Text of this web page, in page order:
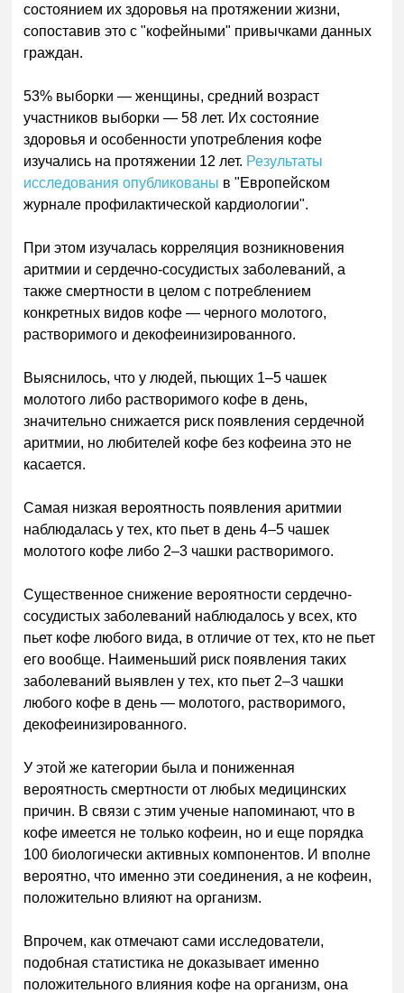
состоянием их здоровья на протяжении жизни,
сопоставив это с "кофейными" привычками данных
граждан.
53% выборки — женщины, средний возраст
участников выборки — 58 лет. Их состояние
здоровья и особенности употребления кофе
изучались на протяжении 12 лет. Результаты
исследования опубликованы в "Европейском
журнале профилактической кардиологии".
При этом изучалась корреляция возникновения
аритмии и сердечно-сосудистых заболеваний, а
также смертности в целом с потреблением
конкретных видов кофе — черного молотого,
растворимого и декофеинизированного.
Выяснилось, что у людей, пьющих 1–5 чашек
молотого либо растворимого кофе в день,
значительно снижается риск появления сердечной
аритмии, но любителей кофе без кофеина это не
касается.
Самая низкая вероятность появления аритмии
наблюдалась у тех, кто пьет в день 4–5 чашек
молотого кофе либо 2–3 чашки растворимого.
Существенное снижение вероятности сердечно-
сосудистых заболеваний наблюдалось у всех, кто
пьет кофе любого вида, в отличие от тех, кто не пьет
его вообще. Наименьший риск появления таких
заболеваний выявлен у тех, кто пьет 2–3 чашки
любого кофе в день — молотого, растворимого,
декофеинизированного.
У этой же категории была и пониженная
вероятность смертности от любых медицинских
причин. В связи с этим ученые напоминают, что в
кофе имеется не только кофеин, но и еще порядка
100 биологически активных компонентов. И вполне
вероятно, что именно эти соединения, а не кофеин,
положительно влияют на организм.
Впрочем, как отмечают сами исследователи,
подобная статистика не доказывает именно
положительного влияния кофе на организм, она